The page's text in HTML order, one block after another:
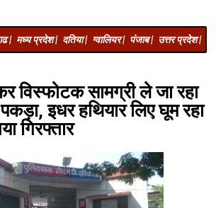
| मध्य प्रदेश | दतिया | ग्वालियर | पंजाब | उत्तर प्रदेश |
विस्फोटक सामग्री ले जा रहा
इधर हथियार लिए घूम रहा
गिरफ्तार